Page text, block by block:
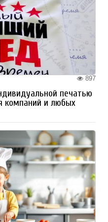
897
печатью
компаний и любых